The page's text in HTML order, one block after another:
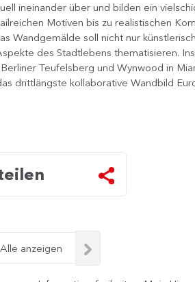
ineinander über und bilden ein
Motiven bis zu realistischen
Wandgemälde soll nicht nur
des Stadtlebens thematisieren.
Teufelsberg und Wynwood in
drittlängste kollaborative Wandbild
Alle anzeigen